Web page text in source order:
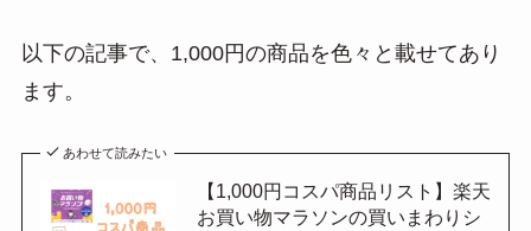
以下の記事で、1,000円の商品を色々と載せてあり
ます。
あわせて読みたい
【1,000円コスパ商品リスト】楽天
お買い物マラソンの買いまわりシ